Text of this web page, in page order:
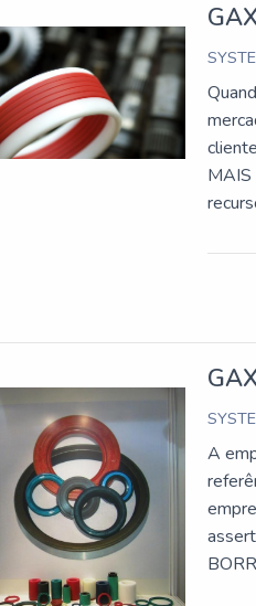
MAIS
A